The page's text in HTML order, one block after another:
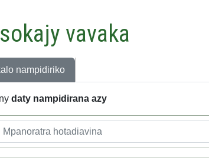
vavaka
nampidiriko
daty nampidirana azy